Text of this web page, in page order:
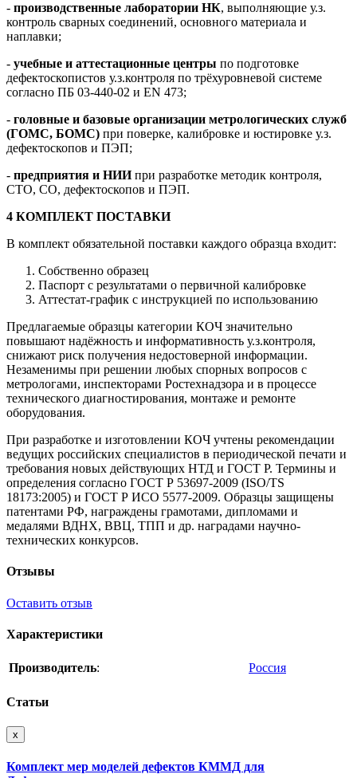
- производственные лаборатории НК, выполняющие у.з.
контроль сварных соединений, основного материала и
наплавки;
- учебные и аттестационные центры по подготовке
дефектоскопистов у.з.контроля по трёхуровневой системе
согласно ПБ 03-440-02 и EN 473;
- головные и базовые организации метрологических служб
(ГОМС, БОМС) при поверке, калибровке и юстировке у.з.
дефектоскопов и ПЭП;
- предприятия и НИИпри разработке методик контроля,
СТО, СО, дефектоскопов и ПЭП.
4 КОМПЛЕКТ ПОСТАВКИ
В комплект обязательной поставки каждого образца входит:
Собственно образец
Паспорт с результатами о первичной калибровке
Аттестат-график с инструкцией по использованию
Предлагаемые образцы категории КОЧ значительно
повышают надёжность и информативность у.з.контроля,
снижают риск получения недостоверной информации.
Незаменимы при решении любых спорных вопросов с
метрологами, инспекторами Ростехнадзора и в процессе
технического диагностирования, монтаже и ремонте
оборудования.
При разработке и изготовлении КОЧ учтены рекомендации
ведущих российских специалистов в периодической печати и
требования новых действующих НТД и ГОСТ Р. Термины и
определения согласно ГОСТ Р 53697-2009 (ISO/TS
18173:2005) и ГОСТ Р ИСО 5577-2009. Образцы защищены
патентами РФ, награждены грамотами, дипломами и
медалями ВДНХ, ВВЦ, ТПП и др. наградами научно-
технических конкурсов.
Отзывы
Оставить отзыв
Характеристики
Производитель: Россия
Статьи
x
Комплект мер моделей дефектов КММД для